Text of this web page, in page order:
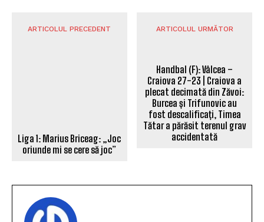
ARTICOLUL PRECEDENT ARTICOLUL URMĂTOR
Handbal (F): Vâlcea –